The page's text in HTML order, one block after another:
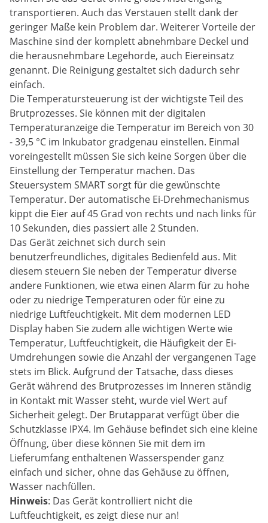
transportieren. Auch das Verstauen stellt dank der
geringer Maße kein Problem dar. Weiterer Vorteile der
Maschine sind der komplett abnehmbare Deckel und
die herausnehmbare Legehorde, auch Eiereinsatz
genannt. Die Reinigung gestaltet sich dadurch sehr
einfach.
Die Temperatursteuerung ist der wichtigste Teil des
Brutprozesses. Sie können mit der digitalen
Temperaturanzeige die Temperatur im Bereich von 30
- 39,5 °C im Inkubator gradgenau einstellen. Einmal
voreingestellt müssen Sie sich keine Sorgen über die
Einstellung der Temperatur machen. Das
Steuersystem SMART sorgt für die gewünschte
Temperatur. Der automatische Ei-Drehmechanismus
kippt die Eier auf 45 Grad von rechts und nach links für
10 Sekunden, dies passiert alle 2 Stunden.
Das Gerät zeichnet sich durch sein
benutzerfreundliches, digitales Bedienfeld aus. Mit
diesem steuern Sie neben der Temperatur diverse
andere Funktionen, wie etwa einen Alarm für zu hohe
oder zu niedrige Temperaturen oder für eine zu
niedrige Luftfeuchtigkeit. Mit dem modernen LED
Display haben Sie zudem alle wichtigen Werte wie
Temperatur, Luftfeuchtigkeit, die Häufigkeit der Ei-
Umdrehungen sowie die Anzahl der vergangenen Tage
stets im Blick. Aufgrund der Tatsache, dass dieses
Gerät während des Brutprozesses im Inneren ständig
in Kontakt mit Wasser steht, wurde viel Wert auf
Sicherheit gelegt. Der Brutapparat verfügt über die
Schutzklasse IPX4. Im Gehäuse befindet sich eine kleine
Öffnung, über diese können Sie mit dem im
Lieferumfang enthaltenen Wasserspender ganz
einfach und sicher, ohne das Gehäuse zu öffnen,
Wasser nachfüllen.
Hinweis: Das Gerät kontrolliert nicht die
Luftfeuchtigkeit, es zeigt diese nur an!